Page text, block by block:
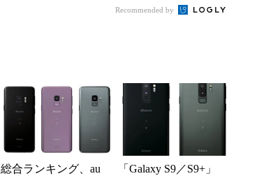
が続く
Recommended by
総合ランキング、au
「Galaxy S9／S9+」